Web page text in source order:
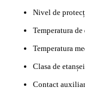
Nivel de
Temperatura
Temperatura
Clasa de
Contact